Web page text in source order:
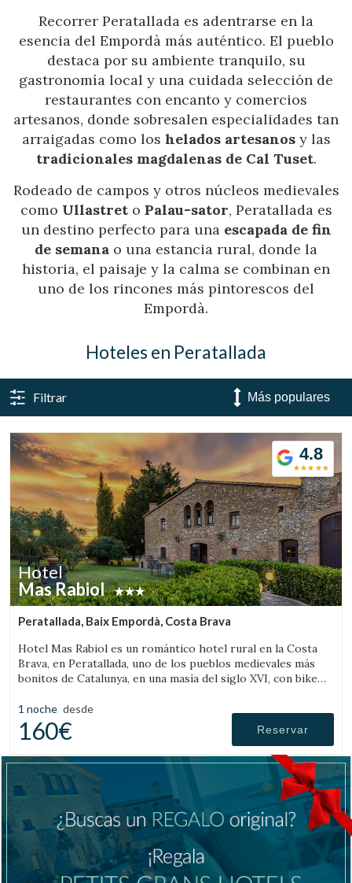
Gestionar mi reserva
Recorrer Peratallada es adentrarse en la
esencia del Empordà más auténtico. El pueblo
destaca por su ambiente tranquilo, su
gastronomía local y una cuidada selección de
restaurantes con encanto y comercios
artesanos, donde sobresalen especialidades tan
arraigadas como los helados artesanosy las
tradicionales magdalenas de Cal Tuset.
Rodeado de campos y otros núcleos medievales
como Ullastreto Palau-sator, Peratallada es
un destino perfecto para una escapada de fin
de semana o una estancia rural, donde la
historia, el paisaje y la calma se combinan en
uno de los rincones más pintorescos del
Empordà.
Hoteles en Peratallada
Filtrar
4.8
Hotel
Mas Rabiol
Peratallada, Baix Empordà, Costa Brava
Hotel Mas Rabiol es un romántico hotel rural en la Costa
Brava, en Peratallada, uno de los pueblos medievales más
bonitos de Catalunya, en una masía del siglo XVI, con bike
1 noche desde
160€ Reservar